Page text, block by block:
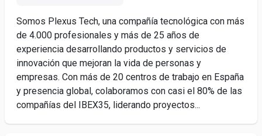
Somos Plexus Tech, una compañía tecnológica con más
de 4.000 profesionales y más de 25 años de
experiencia desarrollando productos y servicios de
innovación que mejoran la vida de personas y
empresas. Con más de 20 centros de trabajo en España
y presencia global, colaboramos con casi el 80% de las
compañías del IBEX35, liderando proyectos...